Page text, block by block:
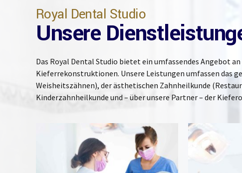
Royal Dental Studio
Unsere
Das Royal Dental Studio bietet ein umfassendes Angebot
Kieferrekonstruktionen. Unsere Leistungen umfassen das
Weisheitszähnen), der ästhetischen Zahnheilkunde
Kinderzahnheilkunde und – über unsere Partner – der